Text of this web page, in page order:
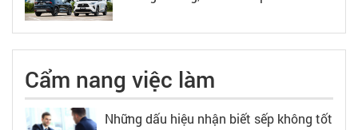
Cẩm nang việc làm
Những dấu hiệu nhận biết sếp không tốt